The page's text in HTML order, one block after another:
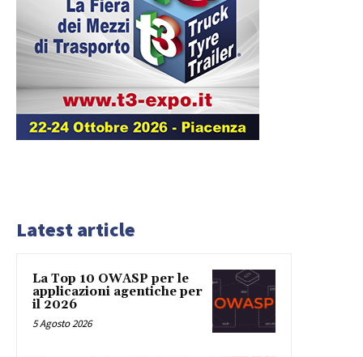
Latest article
La Top 10 OWASP per le
applicazioni agentiche per
il 2026
5 Agosto 2026